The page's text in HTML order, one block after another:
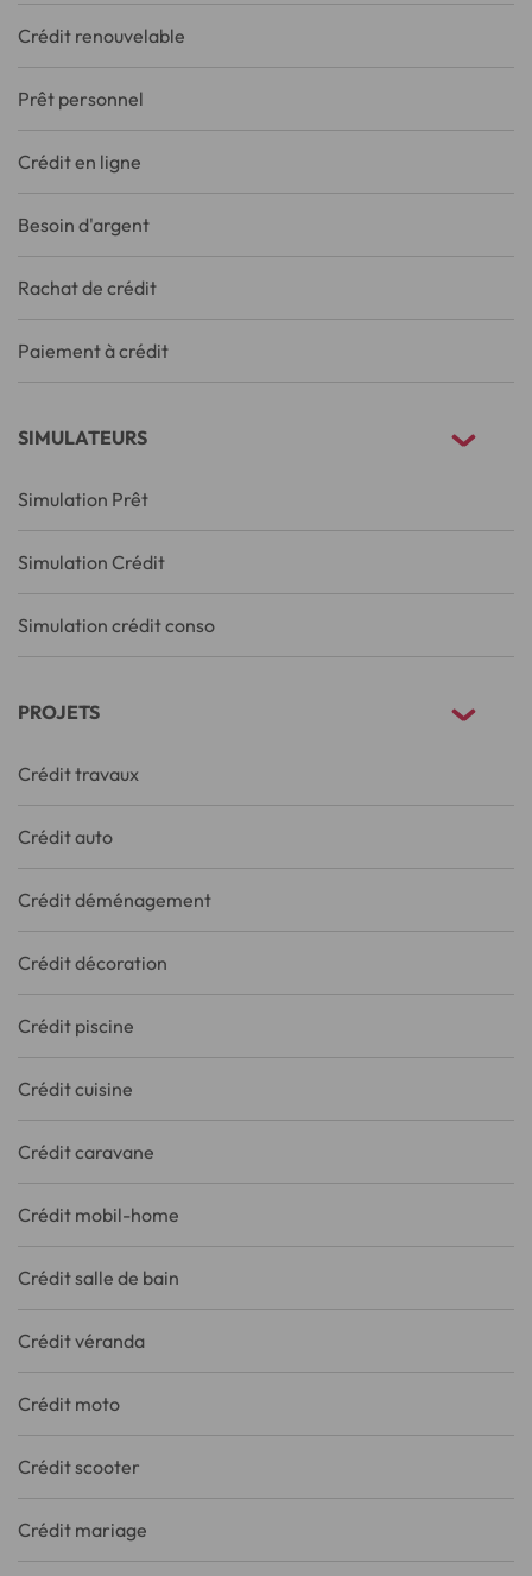
Crédit renouvelable
Prêt personnel
Crédit en ligne
Besoin d'argent
Rachat de crédit
Paiement à crédit
SIMULATEURS
Simulation Prêt
Simulation Crédit
Simulation crédit conso
PROJETS
Crédit travaux
Crédit auto
Crédit déménagement
Crédit décoration
Crédit piscine
Crédit cuisine
Crédit caravane
Crédit mobil-home
Crédit salle de bain
Crédit véranda
Crédit moto
Crédit scooter
Crédit mariage